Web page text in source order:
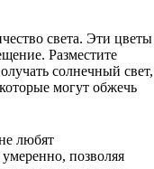
света. Эти цветы
Разместите
солнечный свет,
могут обжечь
любят
позволяя